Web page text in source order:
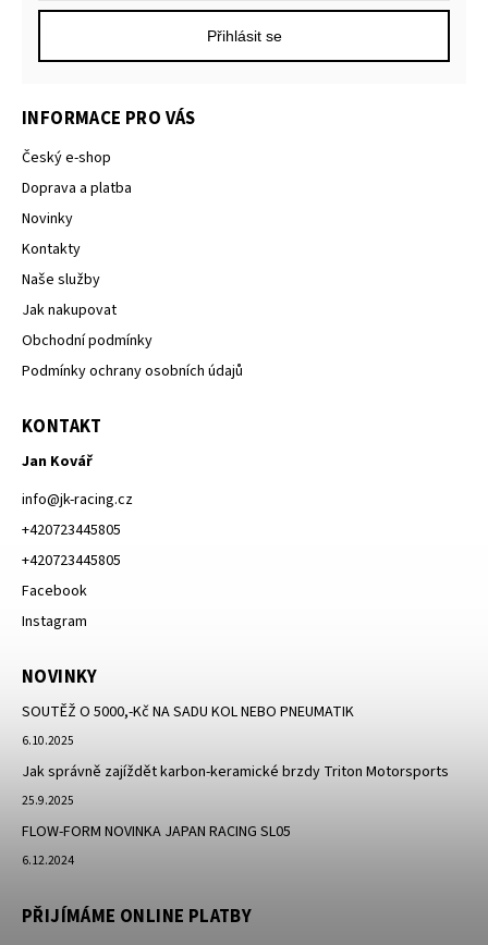
INFORMACE PRO VÁS
Český e-shop
Doprava a platba
Novinky
Kontakty
Naše služby
Jak nakupovat
Obchodní podmínky
Podmínky ochrany osobních údajů
KONTAKT
Jan Kovář
info@jk-racing.cz
+420723445805
+420723445805
Facebook
Instagram
NOVINKY
SOUTĚŽ O 5000,-Kč NA SADU KOL NEBO PNEUMATIK
6.10.2025
Jak správně zajíždět karbon-keramické brzdy Triton Motorsports
25.9.2025
FLOW-FORM NOVINKA JAPAN RACING SL05
6.12.2024
PŘIJÍMÁME ONLINE PLATBY
Přihlásit se